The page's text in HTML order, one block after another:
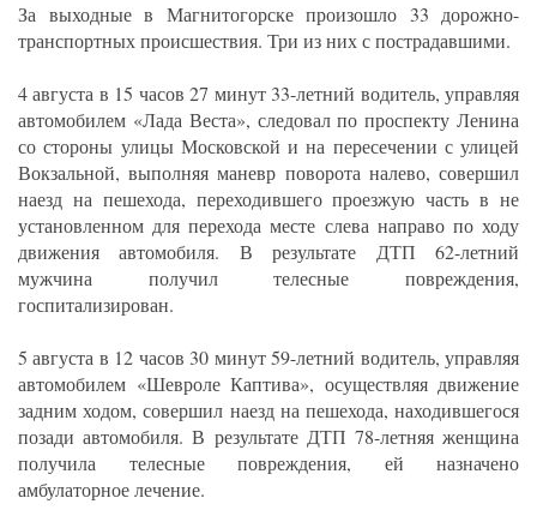
За выходные в Магнитогорске произошло 33 дорожно-
транспортных происшествия. Три из них с пострадавшими.
4 августа в 15 часов 27 минут 33-летний водитель, управляя
автомобилем «Лада Веста», следовал по проспекту Ленина
со стороны улицы Московской и на пересечении с улицей
Вокзальной, выполняя маневр поворота налево, совершил
наезд на пешехода, переходившего проезжую часть в не
установленном для перехода месте слева направо по ходу
движения автомобиля. В результате ДТП 62-летний
мужчина получил телесные повреждения,
госпитализирован.
5 августа в 12 часов 30 минут 59-летний водитель, управляя
автомобилем «Шевроле Каптива», осуществляя движение
задним ходом, совершил наезд на пешехода, находившегося
позади автомобиля. В результате ДТП 78-летняя женщина
получила телесные повреждения, ей назначено
амбулаторное лечение.